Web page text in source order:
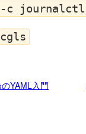
c journalctl
YAML入門